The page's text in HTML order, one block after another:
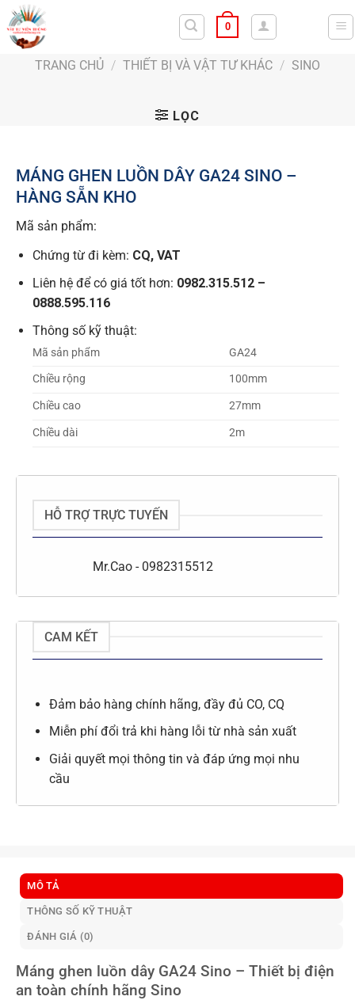
Bỏ
qua
nội
0
TRANG CHỦ / THIẾT BỊ VÀ VẬT TƯ KHÁC / SINO
LỌC
MÁNG GHEN LUỒN DÂY GA24 SINO –
HÀNG SẴN KHO
Mã sản phẩm:
Chứng từ đi kèm: CQ, VAT
Liên hệ để có giá tốt hơn: 0982.315.512 –
0888.595.116
Thông số kỹ thuật:
Mã sản phẩm
GA24
Chiều rộng
100mm
Chiều cao
27mm
Chiều dài
2m
HỖ TRỢ TRỰC TUYẾN
Mr.Cao - 0982315512
CAM KẾT
Đảm bảo hàng chính hãng, đầy đủ CO, CQ
Miễn phí đổi trả khi hàng lỗi từ nhà sản xuất
Giải quyết mọi thông tin và đáp ứng mọi nhu
cầu
MÔ TẢ
THÔNG SỐ KỸ THUẬT
ĐÁNH GIÁ (0)
Máng ghen luồn dây GA24 Sino – Thiết bị điện
an toàn chính hãng Sino